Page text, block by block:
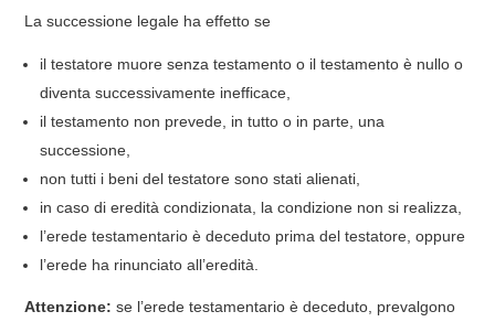
La successione legale ha effetto se
il testatore muore senza testamento o il testamento è nullo o
diventa successivamente inefficace,
il testamento non prevede, in tutto o in parte, una
successione,
non tutti i beni del testatore sono stati alienati,
in caso di eredità condizionata, la condizione non si realizza,
l’erede testamentario è deceduto prima del testatore, oppure
l’erede ha rinunciato all’eredità.
Attenzione: se l’erede testamentario è deceduto, prevalgono